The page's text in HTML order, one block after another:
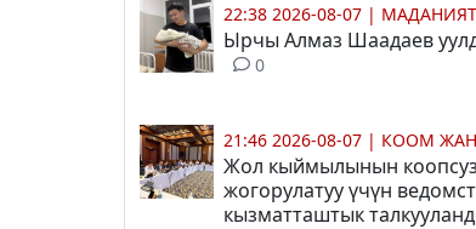
22:38 2026-08-07 |
Ырчы Алмаз Шаадаев
0
21:46 2026-08-07 | КООМ
Жол кыймылынын
жогорулатуу үчүн
кызматташтык